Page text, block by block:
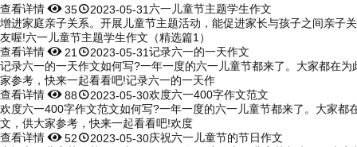
查看详情352023-05-31六一儿童节主题学生作文
增进家庭亲子关系。开展儿童节主题活动，能促进家长与孩子之间亲子
友喔!六一儿童节主题学生作文（精选篇1）
查看详情 21 2023-05-31记录六一的一天作文
记录六一的一天作文如何写?一年一度的六一儿童节都来了。大家都在
家参考，快来一起看看吧!记录六一的一天作
查看详情882023-05-30欢度六一400字作文范文
欢度六一400字作文范文如何写?一年一度的六一儿童节都来了。大家
文，供大家参考，快来一起看看吧!欢度
查看详情522023-05-30庆祝六一儿童节的节日作文